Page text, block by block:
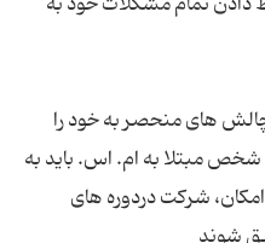
های منحصر به خود را
شخص مبتلا به ام. اس. باید به
شرکت دردوره های